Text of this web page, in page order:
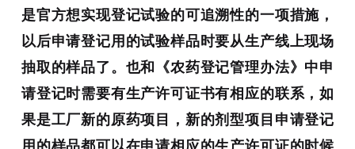
是官方想实现登记试验的可追溯性的一项措施，
以后申请登记用的试验样品时要从生产线上现场
抽取的样品了。也和《农药登记管理办法》中申
请登记时需要有生产许可证书有相应的联系，如
果是工厂新的原药项目，新的剂型项目申请登记